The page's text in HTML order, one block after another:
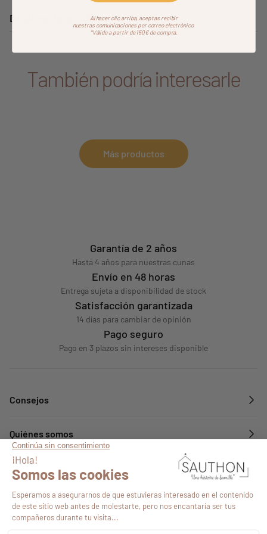
Detalles del producto
También podría interesarle
Más productos
Garantía de 2 años
Hasta 4 años para nuestras cunas
Envío en 48 horas
Entrega sujeta a disponibilidad de stock
Satisfacción garantizada
14 días para cambiar de opinión
Pago seguro
Pago en 3 plazos sin intereses disponible
Consejos
Quiénes somos
Servicios
Síguenos en
Al hacer clic arriba, aceptas recibir
nuestras comunicaciones por correo electrónico.
*Válido a partir de 150€ de compra.